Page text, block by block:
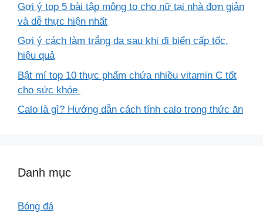
Gợi ý top 5 bài tập mông to cho nữ tại nhà đơn giản
và dễ thực hiện nhất
Gợi ý cách làm trắng da sau khi đi biển cấp tốc,
hiệu quả
Bật mí top 10 thực phẩm chứa nhiều vitamin C tốt
cho sức khỏe
Calo là gì? Hướng dẫn cách tính calo trong thức ăn
Danh mục
Bóng đá